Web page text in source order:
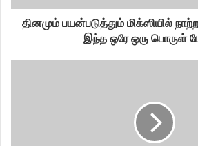
தினமும் பயன்படுத்தும் மிக்ஸியில்
இந்த ஒரே ஒரு பொருள்